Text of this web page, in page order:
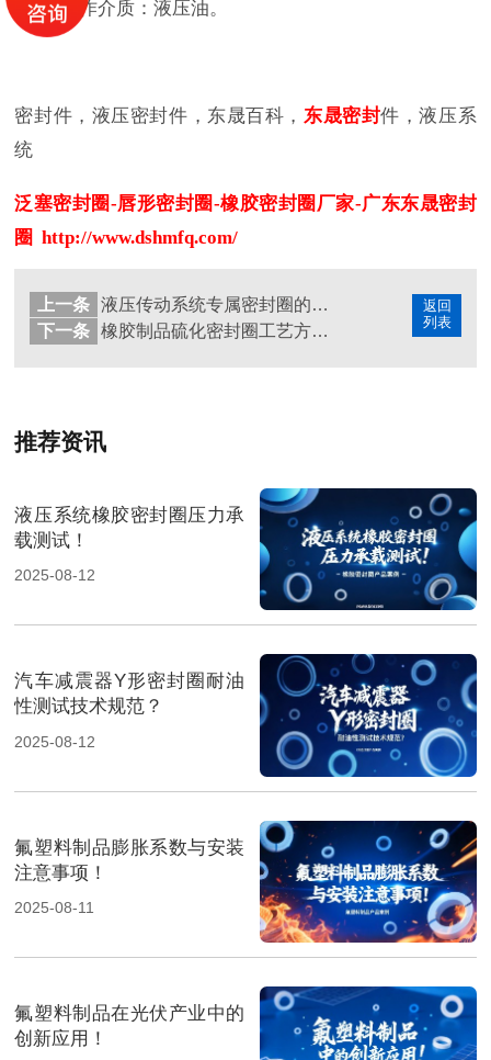
5.工作介质：液压油。
密封件，液压密封件，东晟百科， 东晟密封件，液压系
统
泛塞密封圈-唇形密封圈-橡胶密封圈厂家-广东东晟密封
圈 http://www.dshmfq.com/
返回
列表
上一条
液压传动系统专属密封圈的7种优点及5种缺点！
下一条
橡胶制品硫化密封圈工艺方法之变温硫化工艺法
推荐资讯
液压系统橡胶密封圈压力承
载测试！
2025-08-12
汽车减震器Y形密封圈耐油
性测试技术规范？
2025-08-12
氟塑料制品膨胀系数与安装
注意事项！
2025-08-11
氟塑料制品在光伏产业中的
创新应用！